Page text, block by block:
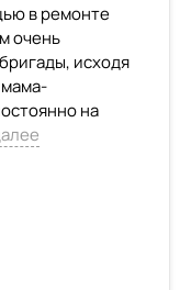
в ремонте
очень
исходя
мама-
на